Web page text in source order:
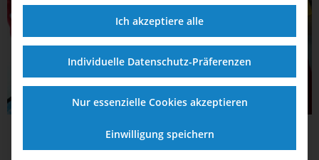
Ich akzeptiere alle
Individuelle Datenschutz-Präferenzen
Nur essenzielle Cookies akzeptieren
Einwilligung speichern